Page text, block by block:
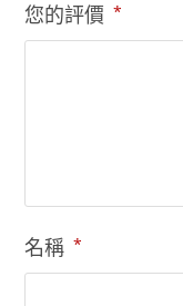
您的評價 *
名稱 *